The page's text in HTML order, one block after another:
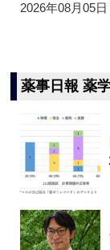
2026年08月05日
薬事日報 薬